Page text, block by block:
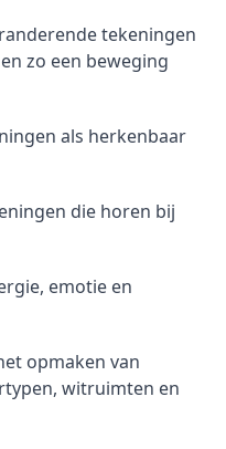
tekeningen
zo een beweging
als herkenbaar
die horen bij
emotie en
opmaken van
witruimten en